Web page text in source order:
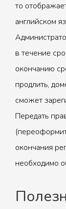
то
английском
в течение
окончанию
продлить,
сможет
Передать
окончания
необходимо